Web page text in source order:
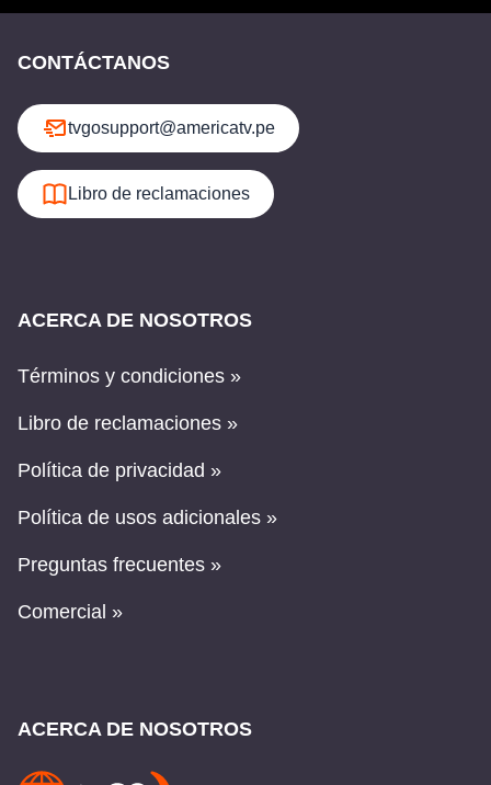
CONTÁCTANOS
tvgosupport@americatv.pe
Libro de reclamaciones
ACERCA DE NOSOTROS
Términos y condiciones »
Libro de reclamaciones »
Política de privacidad »
Política de usos adicionales »
Preguntas frecuentes »
Comercial »
ACERCA DE NOSOTROS